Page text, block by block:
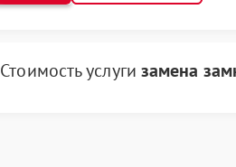
Стоимость услуги замена